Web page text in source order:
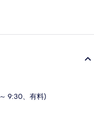
9:30、有料)